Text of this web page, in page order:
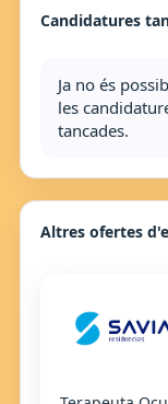
Candidatures
Ja no és
les
tancades.
Altres ofertes